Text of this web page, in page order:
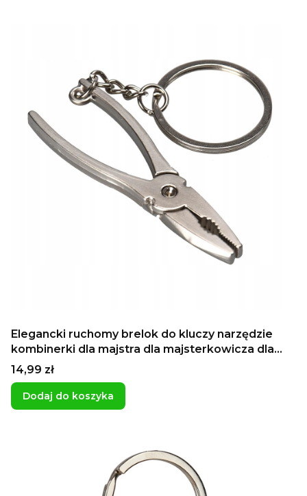
Elegancki ruchomy brelok do kluczy narzędzie
kombinerki dla majstra dla majsterkowicza dla
tata
Cena
14,99 zł
Dodaj do koszyka